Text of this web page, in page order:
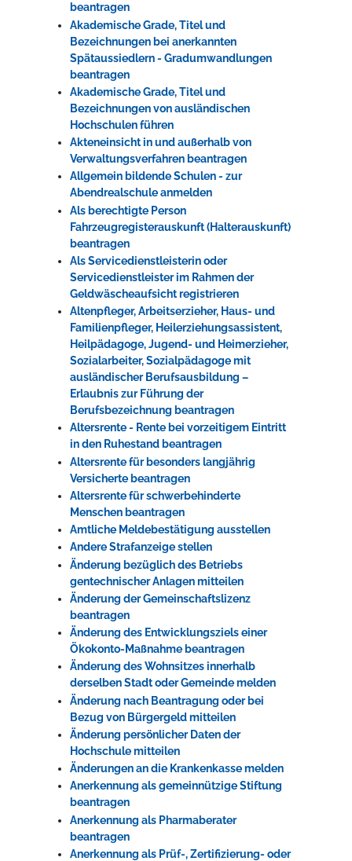
beantragen
Akademische Grade, Titel und
Bezeichnungen bei anerkannten
Spätaussiedlern - Gradumwandlungen
beantragen
Akademische Grade, Titel und
Bezeichnungen von ausländischen
Hochschulen führen
Akteneinsicht in und außerhalb von
Verwaltungsverfahren beantragen
Allgemein bildende Schulen - zur
Abendrealschule anmelden
Als berechtigte Person
Fahrzeugregisterauskunft (Halterauskunft)
beantragen
Als Servicedienstleisterin oder
Servicedienstleister im Rahmen der
Geldwäscheaufsicht registrieren
Altenpfleger, Arbeitserzieher, Haus- und
Familienpfleger, Heilerziehungsassistent,
Heilpädagoge, Jugend- und Heimerzieher,
Sozialarbeiter, Sozialpädagoge mit
ausländischer Berufsausbildung –
Erlaubnis zur Führung der
Berufsbezeichnung beantragen
Altersrente - Rente bei vorzeitigem Eintritt
in den Ruhestand beantragen
Altersrente für besonders langjährig
Versicherte beantragen
Altersrente für schwerbehinderte
Menschen beantragen
Amtliche Meldebestätigung ausstellen
Andere Strafanzeige stellen
Änderung bezüglich des Betriebs
gentechnischer Anlagen mitteilen
Änderung der Gemeinschaftslizenz
beantragen
Änderung des Entwicklungsziels einer
Ökokonto-Maßnahme beantragen
Änderung des Wohnsitzes innerhalb
derselben Stadt oder Gemeinde melden
Änderung nach Beantragung oder bei
Bezug von Bürgergeld mitteilen
Änderung persönlicher Daten der
Hochschule mitteilen
Änderungen an die Krankenkasse melden
Anerkennung als gemeinnützige Stiftung
beantragen
Anerkennung als Pharmaberater
beantragen
Anerkennung als Prüf-, Zertifizierung- oder